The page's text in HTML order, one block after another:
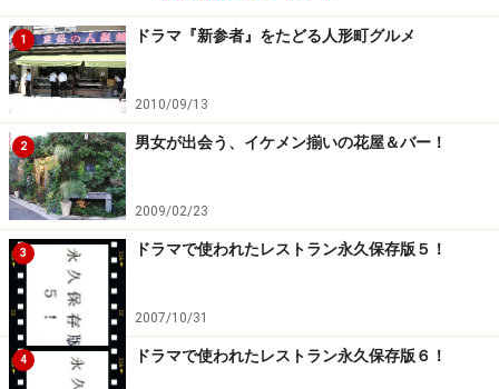
たした経歴の持ち主。バリスタ世界チャンピオンのポー
ルさんとは、これ以上ないという強力なタッグなので
す。
でも、ここにはもうひとつ世界を制したものがありまし
た。
それは、店内続きの新業態（炭火焼＆日本酒・焼酎）の
イタリアン｢PIZZA SALVATORE CUOMO ＆ BAR（ピッツ
ァ・サルヴァトーレ・クオモ アンド バール）｣。
1 ドラマ『新参者』をたどる人形町グルメ
2010/09/13
2 男女が出会う、イケメン揃いの花屋＆バー！
2009/02/23
3 ドラマで使われたレストラン永久保存版５！
2007/10/31
4 ドラマで使われたレストラン永久保存版６！